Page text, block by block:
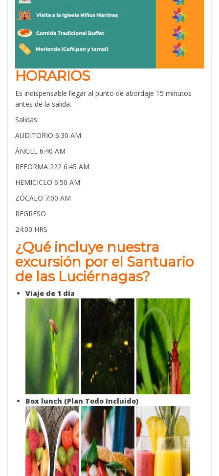
HORARIOS
Es indispensable llegar al punto de abordaje 15 minutos
antes de la salida.
Salidas:
AUDITORIO 6:30 AM
ÁNGEL 6:40 AM
REFORMA 222 6:45 AM
HEMICICLO 6:50 AM
ZÓCALO 7:00 AM
REGRESO
24:00 HRS
¿Qué incluye nuestra
excursión por el Santuario
de las Luciérnagas?
Viaje de 1 día
Box lunch (Plan Todo Incluido)